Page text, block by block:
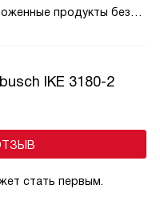
продукты без
звездой может
сохраняются
IKE 3180-2
стать первым.